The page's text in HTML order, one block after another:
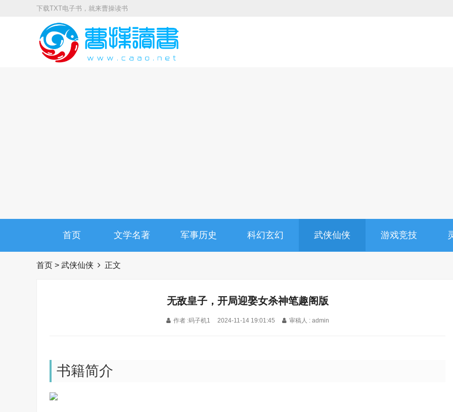
下载TXT电子书，就来曹操读书
首页 文学名著 军事历史 科幻玄幻 武侠仙侠 游戏竞技
首页 > 武侠仙侠 正文
无敌皇子，开局迎娶女杀神笔趣阁版
作者 :码子机1 2024-11-14 19:01:45 审稿人 : admin
书籍简介